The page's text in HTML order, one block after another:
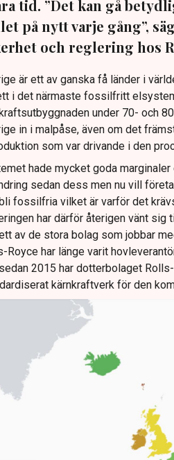
tid. ”Det kan gå
på nytt varje gång”,
och reglering hos
är ett av ganska få länder i
i det närmaste fossilfritt
under 70- och
in i malpåse, även om det
som var drivande i den
hade mycket goda
sedan dess men nu vill
fossilfria vilket är varför det
har därför återigen vänt
av de stora bolag som jobbar
Royce har länge varit
2015 har dotterbolaget
kärnkraftverk för den